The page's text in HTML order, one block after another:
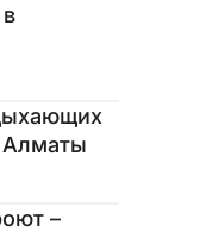
Алматы
–